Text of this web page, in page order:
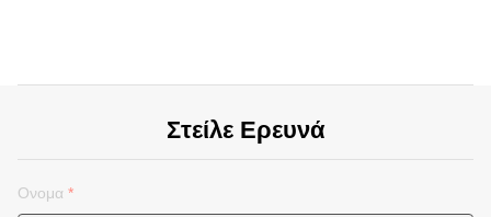
Στείλε Ερευνά
Ονομα *